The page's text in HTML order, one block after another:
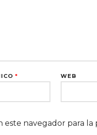
* WEB
navegador para la